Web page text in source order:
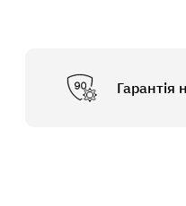
Гарантія